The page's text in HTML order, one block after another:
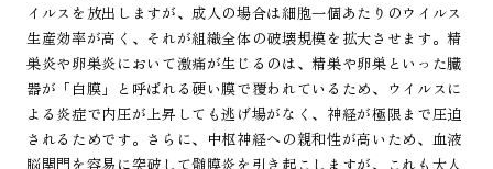
イルスを放出しますが、成人の場合は細胞一個あたりのウイルス
生産効率が高く、それが組織全体の破壊規模を拡大させます。精
巣炎や卵巣炎において激痛が生じるのは、精巣や卵巣といった臓
器が「白膜」と呼ばれる硬い膜で覆われているため、ウイルスに
よる炎症で内圧が上昇しても逃げ場がなく、神経が極限まで圧迫
されるためです。さらに、中枢神経への親和性が高いため、血液
脳関門を容易に突破して髄膜炎を引き起こしますが、これも大人